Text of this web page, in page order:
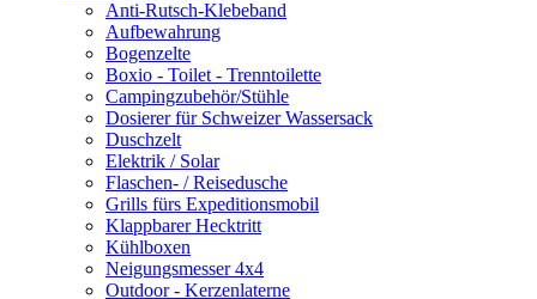
Anti-Rutsch-Klebeband
Aufbewahrung
Bogenzelte
Boxio - Toilet - Trenntoilette
Campingzubehör/Stühle
Dosierer für Schweizer Wassersack
Duschzelt
Elektrik / Solar
Flaschen- / Reisedusche
Grills fürs Expeditionsmobil
Klappbarer Hecktritt
Kühlboxen
Neigungsmesser 4x4
Outdoor - Kerzenlaterne